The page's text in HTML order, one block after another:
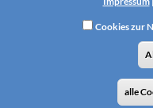
Cookies zur
alle
Datenschutz
AGB TOA-
Zahlungs- und